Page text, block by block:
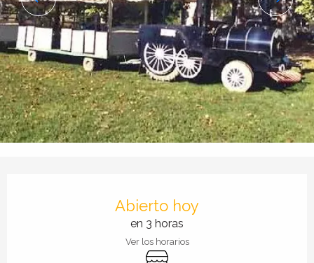
Abierto hoy
en 3 horas
Ver los horarios
Tienda